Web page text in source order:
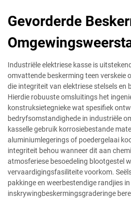
Gevorderde
Industriële elektriese kasse is
omvattende beskerming teen verskeie
die integriteit van elektriese stelsels
Hierdie robuuste omsluitings het
konstruksietegnieke wat spesifiek
bedryfsomstandighede in industriële
kasselle gebruik korrosiebestande
aluminiumlegerings of poedergelaai
integriteit behou wanneer dit aan
atmosferiese besoedeling blootgestel
vervaardigingsfasiliteite voorkom.
pakkinge en weerbestendige randjies
inskrywingbeskermingsgraderinge